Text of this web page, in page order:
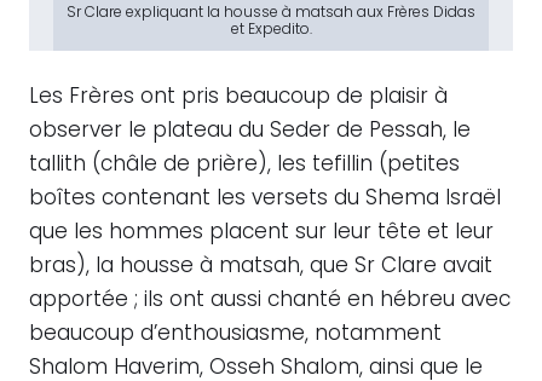
Sr Clare expliquant la housse à matsah aux Frères Didas
et Expedito.
Les Frères ont pris beaucoup de plaisir à
observer le plateau du Seder de Pessah, le
tallith (châle de prière), les tefillin (petites
boîtes contenant les versets du Shema Israël
que les hommes placent sur leur tête et leur
bras), la housse à matsah, que Sr Clare avait
apportée ; ils ont aussi chanté en hébreu avec
beaucoup d’enthousiasme, notamment
Shalom Haverim, Osseh Shalom, ainsi que le